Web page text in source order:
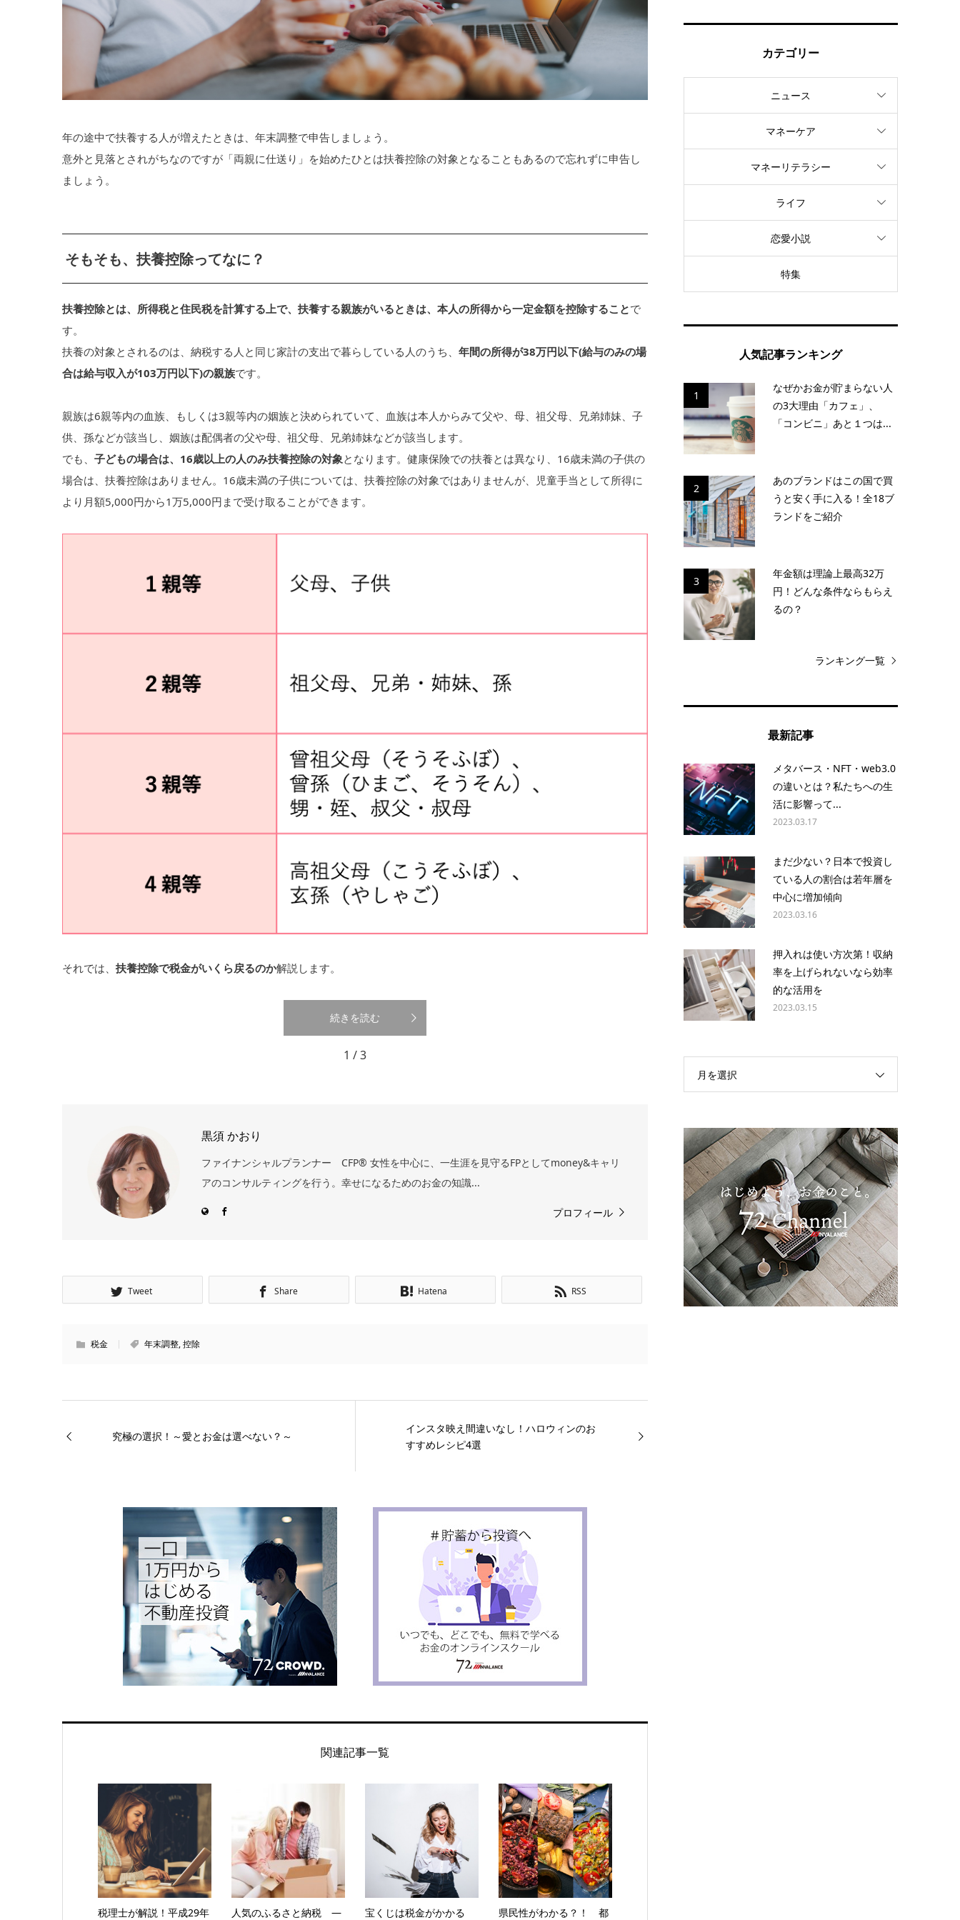
年の途中で扶養する人が増えたときは、年末調整で申告しましょう。
意外と見落とされがちなのですが「両親に仕送り」を始めたひとは扶養控除の対象となることもあるので忘れずに申告し
ましょう。
そもそも、扶養控除ってなに？
扶養控除とは、所得税と住民税を計算する上で、扶養する親族がいるときは、本人の所得から一定金額を控除することで
す。
扶養の対象とされるのは、納税する人と同じ家計の支出で暮らしている人のうち、 年間の所得が38万円以下(給与のみの場
合は給与収入が103万円以下)の親族です。
親族は6親等内の血族、もしくは3親等内の姻族と決められていて、血族は本人からみて父や、母、祖父母、兄弟姉妹、子
供、孫などが該当し、姻族は配偶者の父や母、祖父母、兄弟姉妹などが該当します。
でも、 子どもの場合は、16歳以上の人のみ扶養控除の対象となります。健康保険での扶養とは異なり、16歳未満の子供の
場合は、扶養控除はありません。16歳未満の子供については、扶養控除の対象ではありませんが、児童手当として所得に
より月額5,000円から1万5,000円まで受け取ることができます。
それでは、 扶養控除で税金がいくら戻るのか解説します。
続きを読む
1 / 3
黒須 かおり
ファイナンシャルプランナー CFP® 女性を中心に、一生涯を見守るFPとしてmoney&キャリ
アのコンサルティングを行う。幸せになるためのお金の知識...
プロフィール
Tweet Share Hatena RSS
税金 年末調整,控除
究極の選択！～愛とお金は選べない？～
インスタ映え間違いなし！ハロウィンのお
すすめレシピ4選
関連記事一覧
税理士が解説！平成29年 人気のふるさと納税 ― 宝くじは税金がかかる 県民性がわかる？！ 都
カテゴリー
ニュース
マネーケア
マネーリテラシー
ライフ
恋愛小説
特集
人気記事ランキング
1
なぜかお金が貯まらない人
の3大理由「カフェ」、
「コンビニ」あと１つは...
2
あのブランドはこの国で買
うと安く手に入る！全18ブ
ランドをご紹介
3
年金額は理論上最高32万
円！どんな条件ならもらえ
るの？
ランキング一覧
最新記事
メタバース・NFT・web3.0
の違いとは？私たちへの生
活に影響って...
2023.03.17
まだ少ない？日本で投資し
ている人の割合は若年層を
中心に増加傾向
2023.03.16
押入れは使い方次第！収納
率を上げられないなら効率
的な活用を
2023.03.15
月を選択